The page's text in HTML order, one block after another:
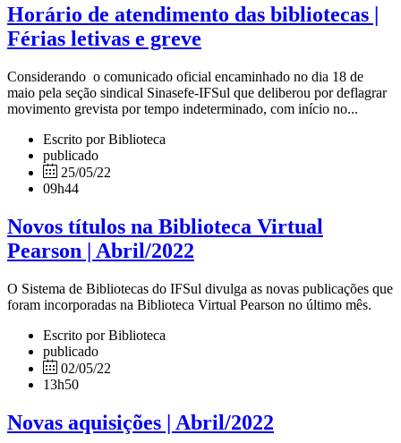
Horário de atendimento das bibliotecas |
Férias letivas e greve
Considerando o comunicado oficial encaminhado no dia 18 de
maio pela seção sindical Sinasefe-IFSul que deliberou por deflagrar
movimento grevista por tempo indeterminado, com início no...
Escrito por Biblioteca
publicado
25/05/22
09h44
Novos títulos na Biblioteca Virtual
Pearson | Abril/2022
O Sistema de Bibliotecas do IFSul divulga as novas publicações que
foram incorporadas na Biblioteca Virtual Pearson no último mês.
Escrito por Biblioteca
publicado
02/05/22
13h50
Novas aquisições | Abril/2022